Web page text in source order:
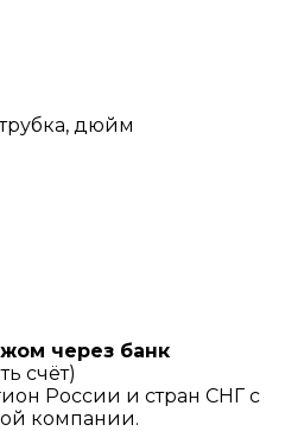
дюйм
через банк
счёт)
России и стран СНГ с
компании.